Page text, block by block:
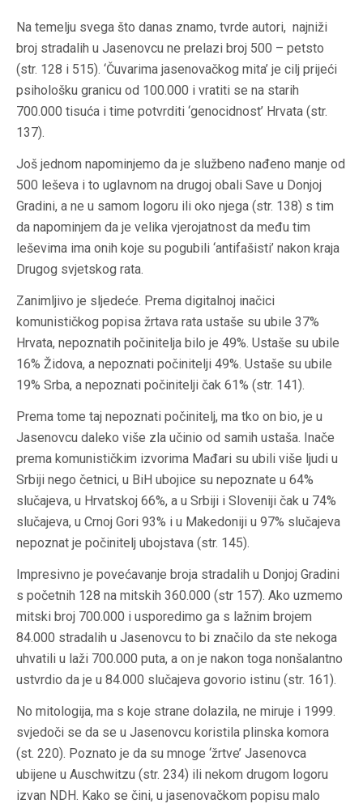
Na temelju svega što danas znamo, tvrde autori, najniži
broj stradalih u Jasenovcu ne prelazi broj 500 – petsto
(str. 128 i 515). ‘Čuvarima jasenovačkog mita’ je cilj prijeći
psihološku granicu od 100.000 i vratiti se na starih
700.000 tisuća i time potvrditi ‘genocidnost’ Hrvata (str.
137).
Još jednom napominjemo da je službeno nađeno manje od
500 leševa i to uglavnom na drugoj obali Save u Donjoj
Gradini, a ne u samom logoru ili oko njega (str. 138) s tim
da napominjem da je velika vjerojatnost da među tim
leševima ima onih koje su pogubili ‘antifašisti’ nakon kraja
Drugog svjetskog rata.
Zanimljivo je sljedeće. Prema digitalnoj inačici
komunističkog popisa žrtava rata ustaše su ubile 37%
Hrvata, nepoznatih počinitelja bilo je 49%. Ustaše su ubile
16% Židova, a nepoznati počinitelji 49%. Ustaše su ubile
19% Srba, a nepoznati počinitelji čak 61% (str. 141).
Prema tome taj nepoznati počinitelj, ma tko on bio, je u
Jasenovcu daleko više zla učinio od samih ustaša. Inače
prema komunističkim izvorima Mađari su ubili više ljudi u
Srbiji nego četnici, u BiH ubojice su nepoznate u 64%
slučajeva, u Hrvatskoj 66%, a u Srbiji i Sloveniji čak u 74%
slučajeva, u Crnoj Gori 93% i u Makedoniji u 97% slučajeva
nepoznat je počinitelj ubojstava (str. 145).
Impresivno je povećavanje broja stradalih u Donjoj Gradini
s početnih 128 na mitskih 360.000 (str 157). Ako uzmemo
mitski broj 700.000 i usporedimo ga s lažnim brojem
84.000 stradalih u Jasenovcu to bi značilo da ste nekoga
uhvatili u laži 700.000 puta, a on je nakon toga nonšalantno
ustvrdio da je u 84.000 slučajeva govorio istinu (str. 161).
No mitologija, ma s koje strane dolazila, ne miruje i 1999.
svjedoči se da se u Jasenovcu koristila plinska komora
(st. 220). Poznato je da su mnoge ‘žrtve’ Jasenovca
ubijene u Auschwitzu (str. 234) ili nekom drugom logoru
izvan NDH. Kako se čini, u jasenovačkom popisu malo